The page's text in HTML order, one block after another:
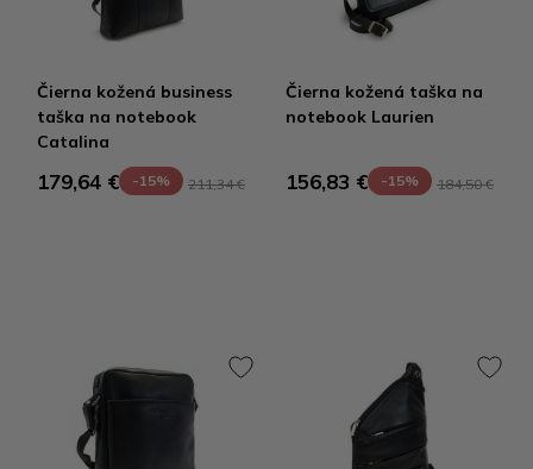
Čierna kožená business
taška na notebook
Catalina
179,64 € -15% 211,34 €
Čierna kožená taška na
notebook Laurien
156,83 € -15% 184,50 €